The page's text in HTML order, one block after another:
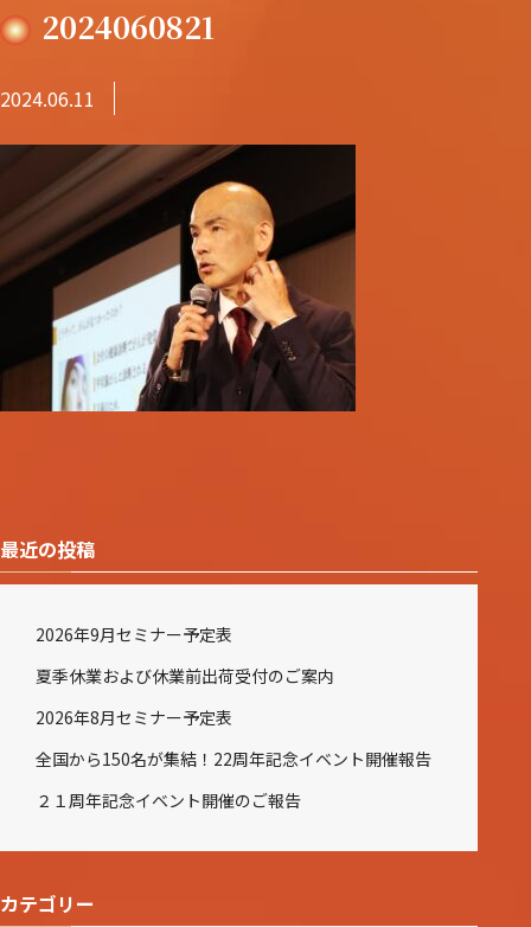
2024060821
2024.06.11
最近の投稿
2026年9月セミナー予定表
夏季休業および休業前出荷受付のご案内
2026年8月セミナー予定表
全国から150名が集結！22周年記念イベント開催報告
２１周年記念イベント開催のご報告
カテゴリー